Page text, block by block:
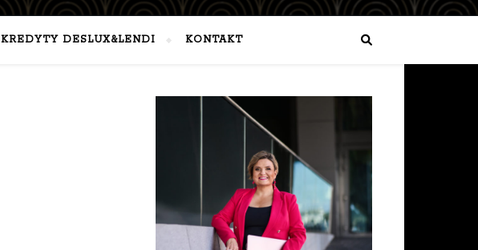
KREDYTY DESLUX&LENDI KONTAKT